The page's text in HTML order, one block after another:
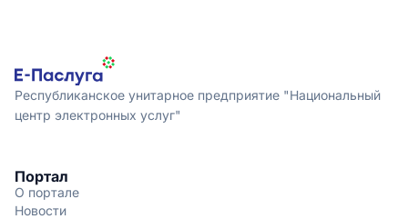
Республиканское унитарное предприятие "Национальный
центр электронных услуг"
Портал
О портале
Новости